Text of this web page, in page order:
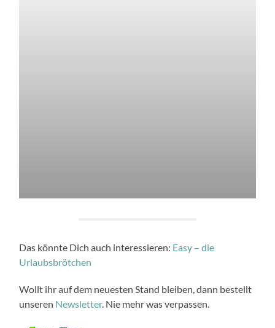
Das könnte Dich auch interessieren: Easy – die
Urlaubsbrötchen
Wollt ihr auf dem neuesten Stand bleiben, dann bestellt
unseren Newsletter. Nie mehr was verpassen.